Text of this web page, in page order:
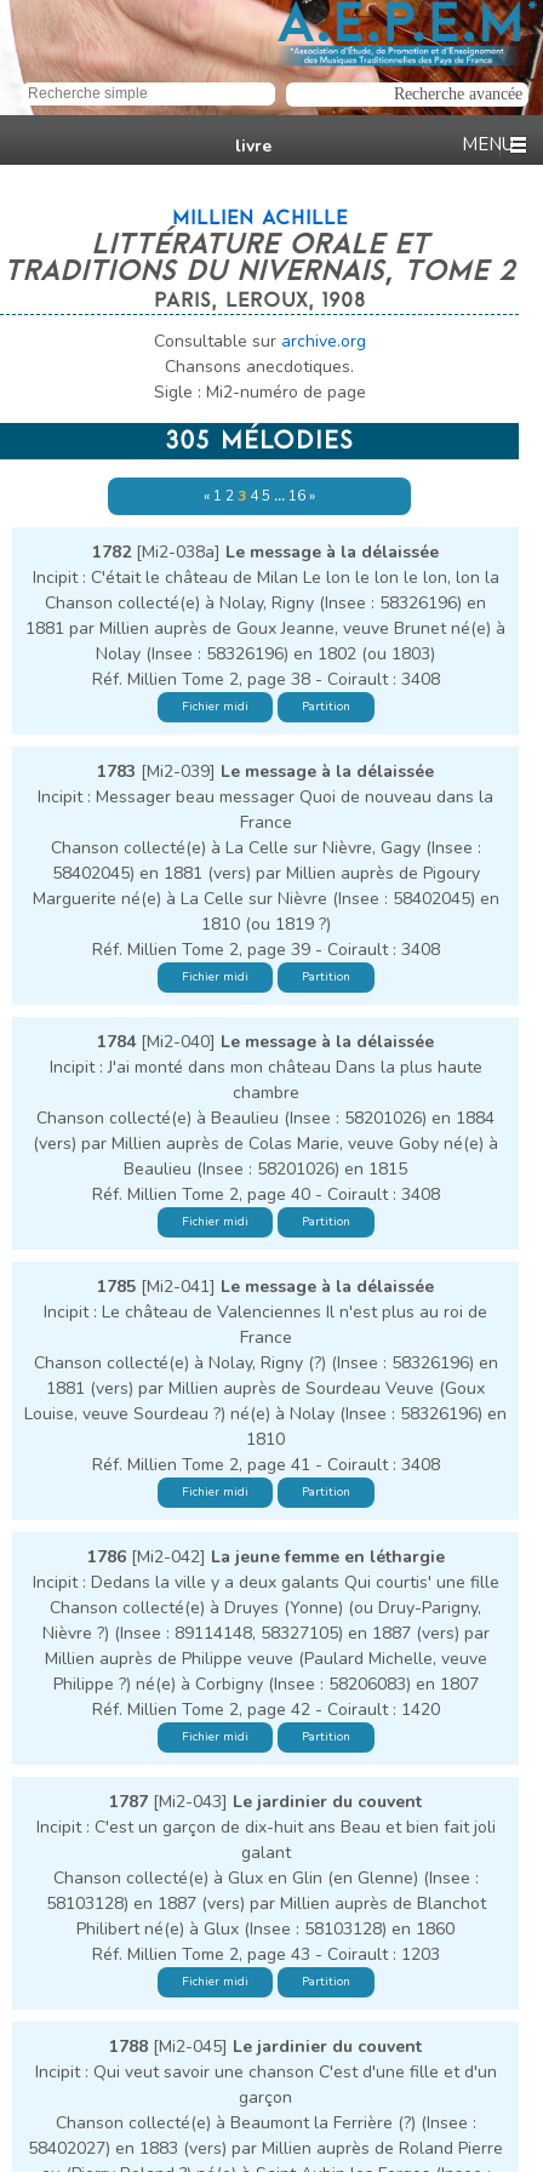
livre
MILLIEN ACHILLE
LITTÉRATURE ORALE ET
TRADITIONS DU NIVERNAIS, TOME 2
PARIS, LEROUX, 1908
Consultable sur archive.org
Chansons anecdotiques.
Sigle : Mi2-numéro de page
305 MÉLODIES
« 1 23 45 … 16»
1782[Mi2-038a] Le message à la délaissée
Incipit : C'était le château de Milan Le lon le lon le lon, lon la
Chanson collecté(e) à Nolay, Rigny (Insee : 58326196) en
1881 par Millien auprès de Goux Jeanne, veuve Brunet né(e) à
Nolay (Insee : 58326196) en 1802 (ou 1803)
Réf. Millien Tome 2, page 38 - Coirault : 3408
Fichier midi Partition
1783 [Mi2-039] Le message à la délaissée
Incipit : Messager beau messager Quoi de nouveau dans la
France
Chanson collecté(e) à La Celle sur Nièvre, Gagy (Insee :
58402045) en 1881 (vers) par Millien auprès de Pigoury
Marguerite né(e) à La Celle sur Nièvre (Insee : 58402045) en
1810 (ou 1819 ?)
Réf. Millien Tome 2, page 39 - Coirault : 3408
Fichier midi Partition
1784[Mi2-040] Le message à la délaissée
Incipit : J'ai monté dans mon château Dans la plus haute
chambre
Chanson collecté(e) à Beaulieu (Insee : 58201026) en 1884
(vers) par Millien auprès de Colas Marie, veuve Goby né(e) à
Beaulieu (Insee : 58201026) en 1815
Réf. Millien Tome 2, page 40 - Coirault : 3408
Fichier midi Partition
1785 [Mi2-041] Le message à la délaissée
Incipit : Le château de Valenciennes Il n'est plus au roi de
France
Chanson collecté(e) à Nolay, Rigny (?) (Insee : 58326196) en
1881 (vers) par Millien auprès de Sourdeau Veuve (Goux
Louise, veuve Sourdeau ?) né(e) à Nolay (Insee : 58326196) en
1810
Réf. Millien Tome 2, page 41 - Coirault : 3408
Fichier midi Partition
1786[Mi2-042] La jeune femme en léthargie
Incipit : Dedans la ville y a deux galants Qui courtis' une fille
Chanson collecté(e) à Druyes (Yonne) (ou Druy-Parigny,
Nièvre ?) (Insee : 89114148, 58327105) en 1887 (vers) par
Millien auprès de Philippe veuve (Paulard Michelle, veuve
Philippe ?) né(e) à Corbigny (Insee : 58206083) en 1807
Réf. Millien Tome 2, page 42 - Coirault : 1420
Fichier midi Partition
1787 [Mi2-043] Le jardinier du couvent
Incipit : C'est un garçon de dix-huit ans Beau et bien fait joli
galant
Chanson collecté(e) à Glux en Glin (en Glenne) (Insee :
58103128) en 1887 (vers) par Millien auprès de Blanchot
Philibert né(e) à Glux (Insee : 58103128) en 1860
Réf. Millien Tome 2, page 43 - Coirault : 1203
Fichier midi Partition
1788 [Mi2-045] Le jardinier du couvent
Incipit : Qui veut savoir une chanson C'est d'une fille et d'un
garçon
Chanson collecté(e) à Beaumont la Ferrière (?) (Insee :
58402027) en 1883 (vers) par Millien auprès de Roland Pierre